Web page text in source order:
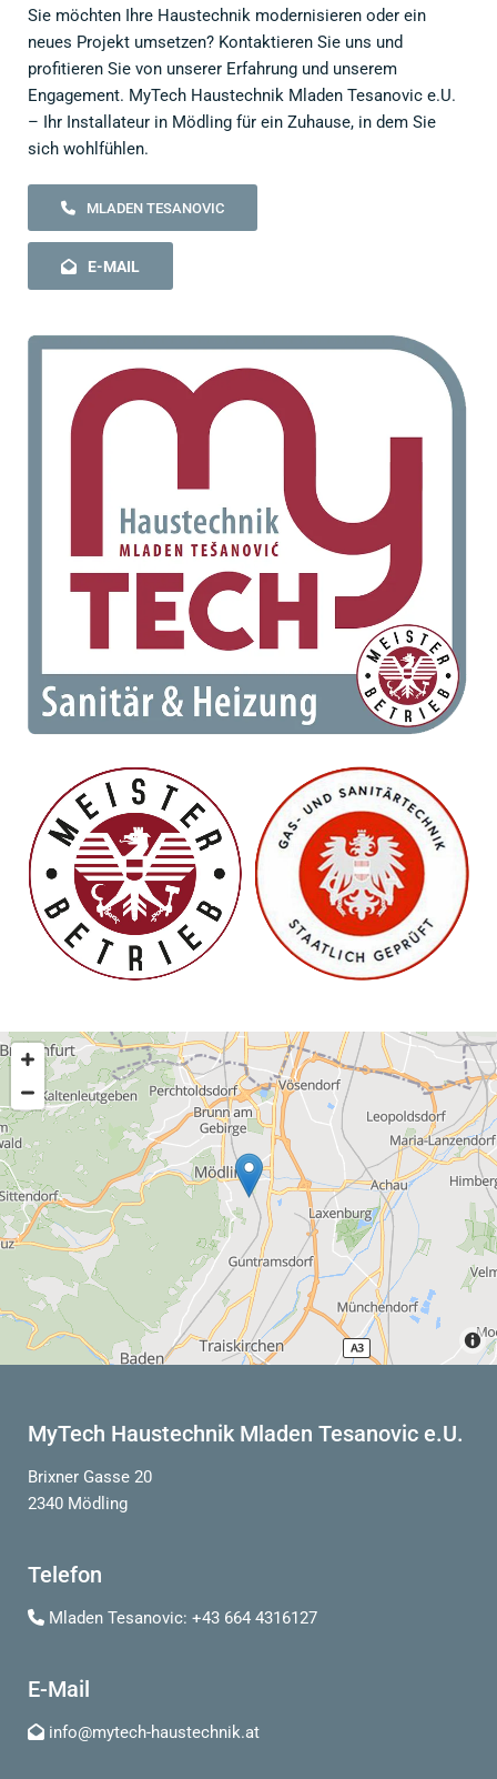
Sie möchten Ihre Haustechnik modernisieren oder ein
neues Projekt umsetzen? Kontaktieren Sie uns und
profitieren Sie von unserer Erfahrung und unserem
Engagement. MyTech Haustechnik Mladen Tesanovic e.U.
– Ihr Installateur in Mödling für ein Zuhause, in dem Sie
sich wohlfühlen.
MLADEN TESANOVIC
E-MAIL
MyTech Haustechnik Mladen Tesanovic e.U.
Brixner Gasse 20
2340 Mödling
Telefon
 Mladen Tesanovic: +43 664 4316127
E-Mail
 info@mytech-haustechnik.at